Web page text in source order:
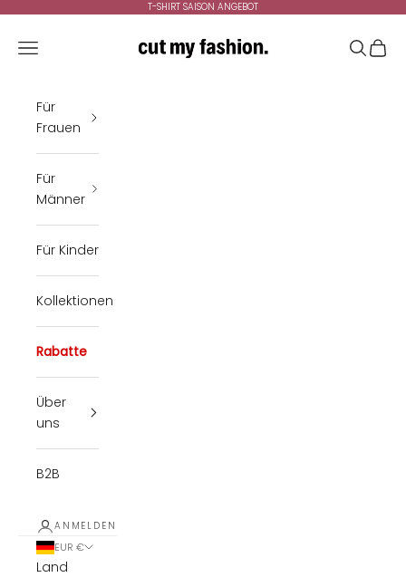
T-SHIRT SAISON ANGEBOT
cutmyfashion
Menü Suchen
Für
Frauen
Für
Männer
Für Kinder
Kollektionen
Rabatte
Über
uns
B2B
ANMELDEN
EUR €
Land